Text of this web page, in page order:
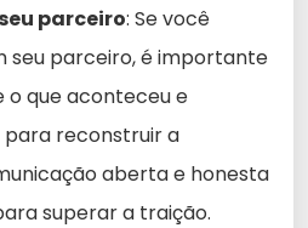
parceiro: Se você
seu parceiro, é importante
o que aconteceu e
reconstruir a
aberta e honesta
superar a traição.